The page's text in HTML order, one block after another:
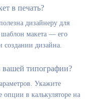
в печать?
дизайнеру для
шаблон макета — его
создании дизайна.
вашей типографии?
Укажите
в калькуляторе на